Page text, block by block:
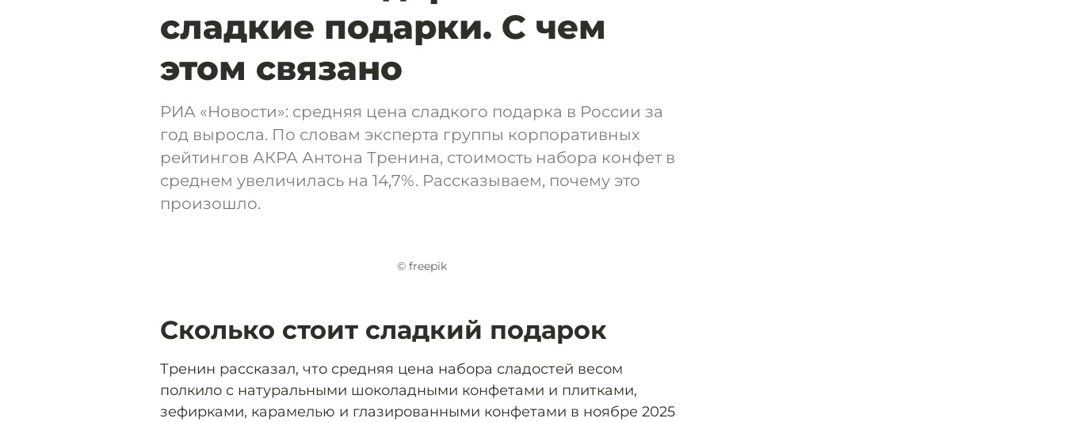
сладкие подарки. С чем
этом связано
РИА «Новости»: средняя цена сладкого подарка в России за
год выросла. По словам эксперта группы корпоративных
рейтингов АКРА Антона Тренина, стоимость набора конфет в
среднем увеличилась на 14,7%. Рассказываем, почему это
произошло.
© freepik
Сколько стоит сладкий подарок
Тренин рассказал, что средняя цена набора сладостей весом
полкило с натуральными шоколадными конфетами и плитками,
зефирками, карамелью и глазированными конфетами в ноябре 2025